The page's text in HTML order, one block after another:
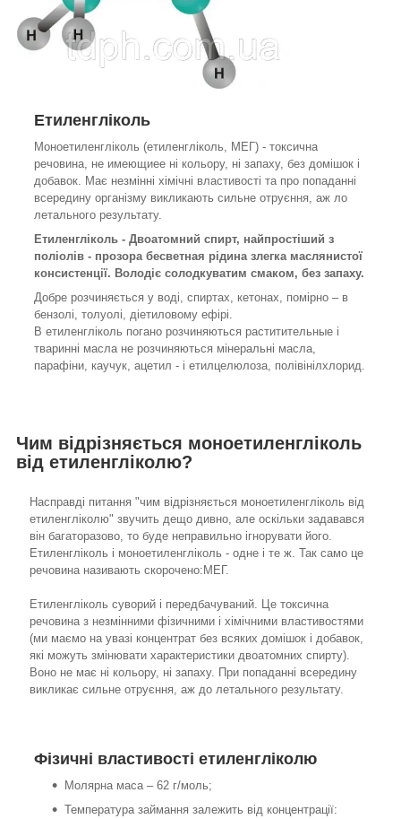
Етиленгліколь
Моноетиленгліколь (етиленгліколь, МЕГ) - токсична
речовина, не имеющиее ні кольору, ні запаху, без домішок і
добавок. Має незмінні хімічні властивості та про попаданні
всередину організму викликають сильне отруєння, аж ло
летального результату.
Етиленгліколь - Двоатомний спирт, найпростіший з
поліолів - прозора бесветная рідина злегка маслянистої
консистенції. Володіє солодкуватим смаком, без запаху.
Добре розчиняється у воді, спиртах, кетонах, помірно – в
бензолі, толуолі, діетиловому ефірі.
В етиленгліколь погано розчиняються раститительные і
тваринні масла не розчиняються мінеральні масла,
парафіни, каучук, ацетил - і етилцелюлоза, полівінілхлорид.
Чим відрізняється моноетиленгліколь
від етиленгліколю?
Насправді питання "чим відрізняється моноетиленгліколь від
етиленгліколю" звучить дещо дивно, але оскільки задавався
він багаторазово, то буде неправильно ігнорувати його.
Етиленгліколь і моноетиленгліколь - одне і те ж. Так само це
речовина називають скорочено:МЕГ.
Етиленгліколь суворий і передбачуваний. Це токсична
речовина з незмінними фізичними і хімічними властивостями
(ми маємо на увазі концентрат без всяких домішок і добавок,
які можуть змінювати характеристики двоатомних спирту).
Воно не має ні кольору, ні запаху. При попаданні всередину
викликає сильне отруєння, аж до летального результату.
Фізичні властивості етиленгліколю
Молярна маса – 62 г/моль;
Температура займання залежить від концентрації: